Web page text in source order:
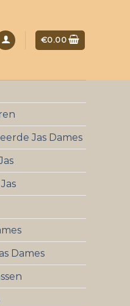
€0.00
Jas Dames
Dames